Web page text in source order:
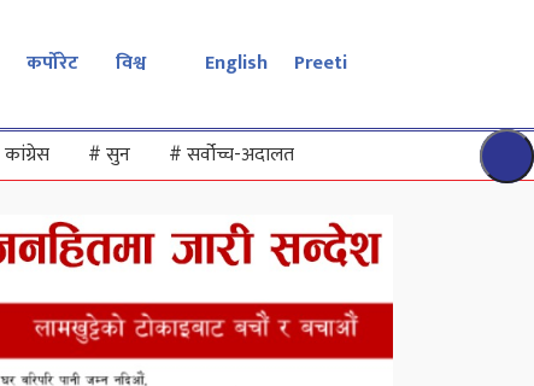
कर्पोरेट विश्व English Preeti
कांग्रेस #सुन #सर्वोच्च-अदालत